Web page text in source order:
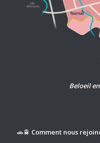
Beloeil
🚗🚆 Comment nous